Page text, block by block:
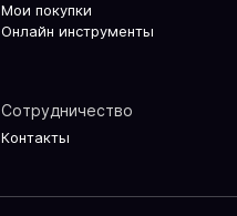
Мои покупки
Онлайн инструменты
Сотрудничество
Контакты